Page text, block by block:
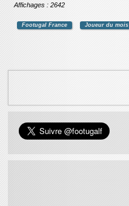
Affichages : 2642
Footugal France Joueur du mois